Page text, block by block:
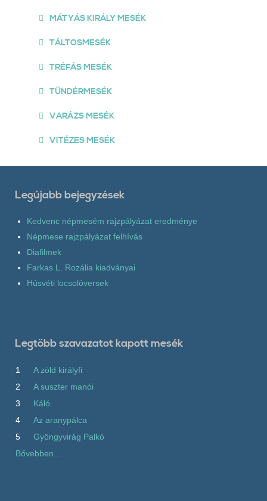
MÁTYÁS KIRÁLY MESÉK
TÁLTOSMESÉK
TRÉFÁS MESÉK
TÜNDÉRMESÉK
VARÁZS MESÉK
VITÉZES MESÉK
Legújabb bejegyzések
Kedvenc népmesém rajzpályázat eredménye
Népmese rajzpályázat felhívás
Diafilmek
Farkas L. Rozália kiadványai
Húsvéti locsolóversek
Legtöbb szavazatot kapott mesék
1
A zöld királyfi
2
A suszter manói
3
Káló
4
Az aranypálca
5
Gyöngyvirág Palkó
Bővebben...